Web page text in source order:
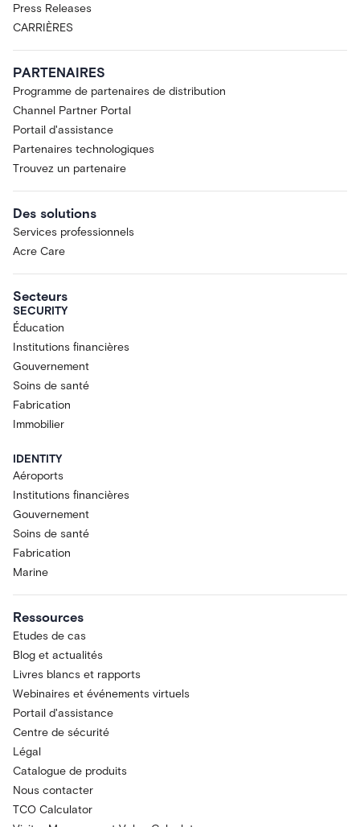
Press Releases
CARRIÈRES
PARTENAIRES
Programme de partenaires de distribution
Channel Partner Portal
Portail d'assistance
Partenaires technologiques
Trouvez un partenaire
Des solutions
Services professionnels
Acre Care
Secteurs
SECURITY
Éducation
Institutions financières
Gouvernement
Soins de santé
Fabrication
Immobilier
IDENTITY
Aéroports
Institutions financières
Gouvernement
Soins de santé
Fabrication
Marine
Ressources
Etudes de cas
Blog et actualités
Livres blancs et rapports
Webinaires et événements virtuels
Portail d'assistance
Centre de sécurité
Légal
Catalogue de produits
Nous contacter
TCO Calculator